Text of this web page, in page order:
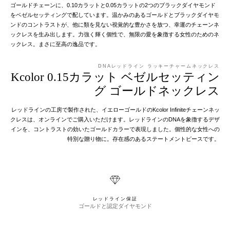
ゴールドチェーンに、0.10カラットと0.05カラットの2つのブラックダイヤモンド
をベゼルセッティングで配しています。温かみのあるゴールドとブラックダイヤモ
ンドのコントラストが、他に類を見ない視覚的な豊かさを放つ、幸運のチェーンネ
ックレスを生み出します。力強く輝く個性で、無限の愛を象徴する女性のためのネ
ックレス。まさに至高の逸品です。
DNAレッドライン ラッキーチャームネックレス
Kcolor 0.15カラット ベゼルセッティン
グ ゴールドネックレス
レッドラインの工房で製作された、イエローゴールドのKcolor Infiniteチェーンネッ
クレスは、オンラインでご購入いただけます。レッドラインのDNAを象徴するデザ
インを、コントラストの効いたゴールドカラーで表現しました。個性的な女性への
特別な贈り物に。存在感のあるステートメントピースです。
レッドライン保証
ゴールドと認定ダイヤモンド